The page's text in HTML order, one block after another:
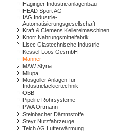
Haginger Industrieanlagenbau
HEAD Sport AG
IAG Industrie-
Automatisierungsgesellschaft
Kraft & Clemens Kellereimaschinen
Knorr Nahrungsmittelfabrik
Lisec Glastechnische Industrie
Kessel-Loos GesmbH
Manner
MAW Styria
Milupa
Mosgöller Anlagen für
Industrielackiertechnik
ÖBB
Pipelife Rohrsysteme
PWA Ortmann
Steinbacher Dämmstoffe
Steyr Nutzfahrzeuge
Teich AG Lufterwärmung